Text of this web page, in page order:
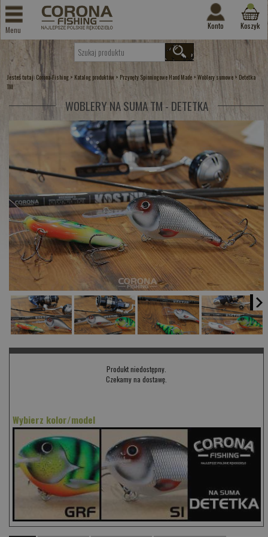
Menu Konto Koszyk
Jesteś tutaj: Corona-Fishing > Katalog produktów > Przynęty Spinningowe Hand Made >Woblery sumowe > Detetka
TM
WOBLERY NA SUMA TM - DETETKA
Produkt niedostępny.
Czekamy na dostawę.
Wybierz kolor/model